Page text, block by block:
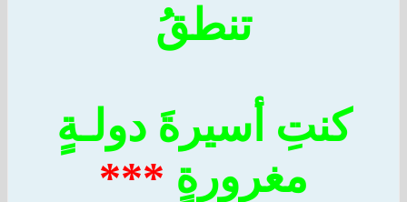
تنطقُ
كنتِ أسيرةَ دولـةٍ
مغرورةٍ ***